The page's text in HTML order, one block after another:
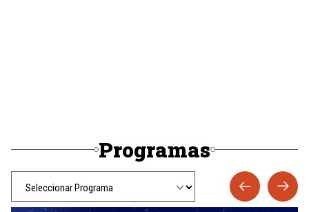
Programas